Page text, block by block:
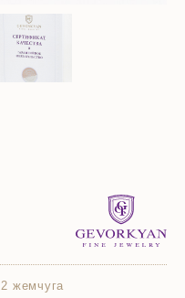
2 жемчуга